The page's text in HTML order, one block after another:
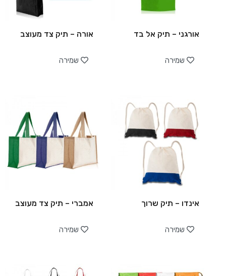
אורגני – תיק אל בד
שמירה
אורה – תיק צד מעוצב
שמירה
אינדו – תיק שרוך
שמירה
אמברי – תיק צד מעוצב
שמירה